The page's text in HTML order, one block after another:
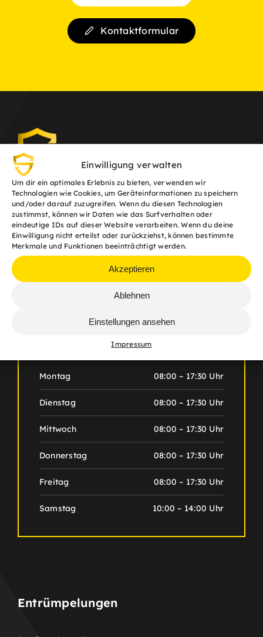
Einwilligung verwalten
Um dir ein optimales Erlebnis zu bieten, verwenden wir
Technologien wie Cookies, um Geräteinformationen zu speichern
und/oder darauf zuzugreifen. Wenn du diesen Technologien
zustimmst, können wir Daten wie das Surfverhalten oder
eindeutige IDs auf dieser Website verarbeiten. Wenn du deine
Einwilligung nicht erteilst oder zurückziehst, können bestimmte
Merkmale und Funktionen beeinträchtigt werden.
Akzeptieren
Ablehnen
Einstellungen ansehen
Impressum
Kontaktformular
06131 27 62 023
anfrage@die-servicehelden.de
Am Königsborn 9, 55126 Mainz
Öffnungszeiten
Montag 08:00 – 17:30 Uhr
Dienstag 08:00 – 17:30 Uhr
Mittwoch 08:00 – 17:30 Uhr
Donnerstag 08:00 – 17:30 Uhr
Freitag 08:00 – 17:30 Uhr
Samstag 10:00 – 14:00 Uhr
Entrümpelungen